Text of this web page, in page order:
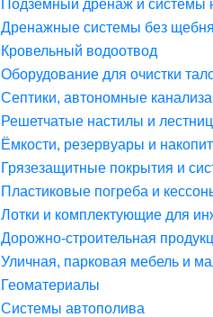
Подземный дренаж и системы
Дренажные системы без щебня
Кровельный водоотвод
Оборудование для очистки
Септики, автономные
Решетчатые настилы и
Ёмкости, резервуары и
Грязезащитные покрытия и
Пластиковые погреба и
Лотки и комплектующие для
Дорожно-строительная
Уличная, парковая мебель и
Геоматериалы
Системы автополива